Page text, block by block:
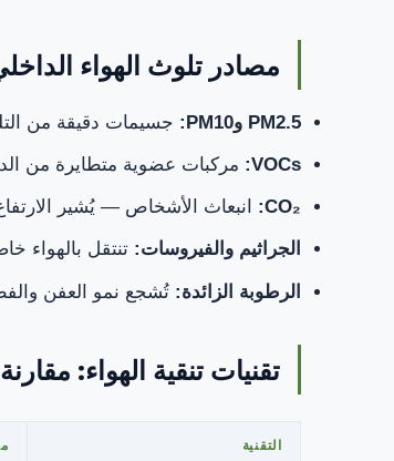
مصادر تلوث الهواء
PM2.5 وPM10: جسيمات دقيقة من
VOCs: مركبات عضوية متطايرة من
CO₂: انبعاث الأشخاص — يُشير
الجراثيم والفيروسات: تنتقل بالهواء
الرطوبة الزائدة: تُشجع نمو العفن
تقنيات تنقية الهواء:
التقنية